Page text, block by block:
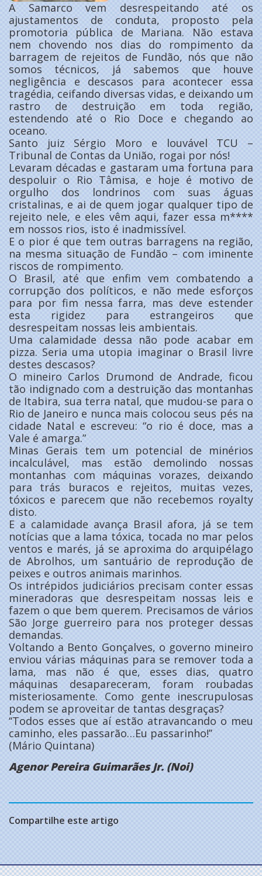
A Samarco vem desrespeitando até os
ajustamentos de conduta, proposto pela
promotoria pública de Mariana. Não estava
nem chovendo nos dias do rompimento da
barragem de rejeitos de Fundão, nós que não
somos técnicos, já sabemos que houve
negligência e descasos para acontecer essa
tragédia, ceifando diversas vidas, e deixando um
rastro de destruição em toda região,
estendendo até o Rio Doce e chegando ao
oceano.
Santo juiz Sérgio Moro e louvável TCU –
Tribunal de Contas da União, rogai por nós!
Levaram décadas e gastaram uma fortuna para
despoluir o Rio Tâmisa, e hoje é motivo de
orgulho dos londrinos com suas águas
cristalinas, e ai de quem jogar qualquer tipo de
rejeito nele, e eles vêm aqui, fazer essa m****
em nossos rios, isto é inadmissível.
E o pior é que tem outras barragens na região,
na mesma situação de Fundão – com iminente
riscos de rompimento.
O Brasil, até que enfim vem combatendo a
corrupção dos políticos, e não mede esforços
para por fim nessa farra, mas deve estender
esta rigidez para estrangeiros que
desrespeitam nossas leis ambientais.
Uma calamidade dessa não pode acabar em
pizza. Seria uma utopia imaginar o Brasil livre
destes descasos?
O mineiro Carlos Drumond de Andrade, ficou
tão indignado com a destruição das montanhas
de Itabira, sua terra natal, que mudou-se para o
Rio de Janeiro e nunca mais colocou seus pés na
cidade Natal e escreveu: “o rio é doce, mas a
Vale é amarga.”
Minas Gerais tem um potencial de minérios
incalculável, mas estão demolindo nossas
montanhas com máquinas vorazes, deixando
para trás buracos e rejeitos, muitas vezes,
tóxicos e parecem que não recebemos royalty
disto.
E a calamidade avança Brasil afora, já se tem
notícias que a lama tóxica, tocada no mar pelos
ventos e marés, já se aproxima do arquipélago
de Abrolhos, um santuário de reprodução de
peixes e outros animais marinhos.
Os intrépidos judiciários precisam conter essas
mineradoras que desrespeitam nossas leis e
fazem o que bem querem. Precisamos de vários
São Jorge guerreiro para nos proteger dessas
demandas.
Voltando a Bento Gonçalves, o governo mineiro
enviou várias máquinas para se remover toda a
lama, mas não é que, esses dias, quatro
máquinas desapareceram, foram roubadas
misteriosamente. Como gente inescrupulosas
podem se aproveitar de tantas desgraças?
‘‘Todos esses que aí estão atravancando o meu
caminho, eles passarão…Eu passarinho!’’
(Mário Quintana)
Agenor Pereira Guimarães Jr. (Noi)
Compartilhe este artigo